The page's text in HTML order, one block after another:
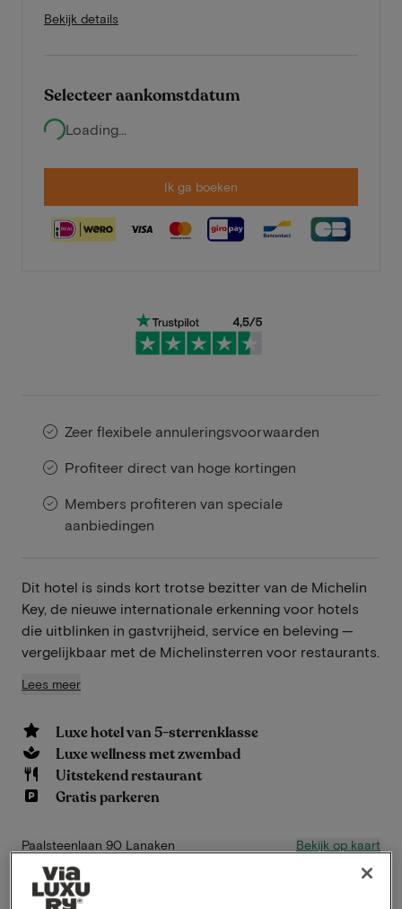
Bekijk details
Selecteer aankomstdatum
Loading...
Ik ga boeken
Zeer flexibele annuleringsvoorwaarden
Profiteer direct van hoge kortingen
Members profiteren van speciale
aanbiedingen
Dit hotel is sinds kort trotse bezitter van de Michelin
Key, de nieuwe internationale erkenning voor hotels
die uitblinken in gastvrijheid, service en beleving —
vergelijkbaar met de Michelinsterren voor restaurants.
Lees meer
Luxe hotel van 5-sterrenklasse
Luxe wellness met zwembad
Uitstekend restaurant
Gratis parkeren
Paalsteenlaan 90 Lanaken Bekijk op kaart
In dit arrangement voor 2 personen is het